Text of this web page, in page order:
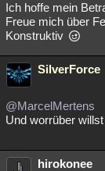
Ich hoffe mein
Freue mich über
Konstruktiv
SilverForce
@MarcelMertens
Und worrüber
hirokonee